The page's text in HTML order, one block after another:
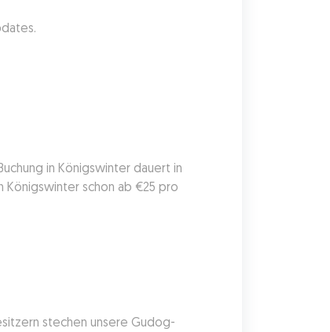
in Königswinter dauert in
schon ab €25 pro
stechen unsere Gudog-